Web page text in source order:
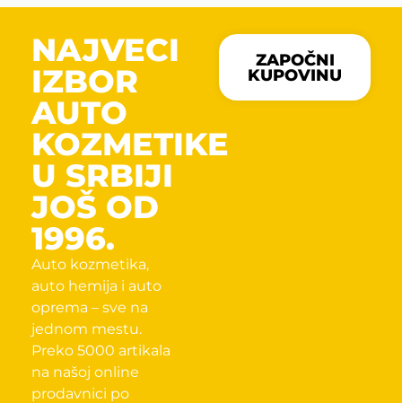
NAJVECI
IZBOR
AUTO
KOZMETIKE
U SRBIJI
JOŠ OD
1996.
Auto kozmetika,
auto hemija i auto
oprema – sve na
jednom mestu.
Preko 5000 artikala
na našoj online
prodavnici po
ZAPOČNI
KUPOVINU